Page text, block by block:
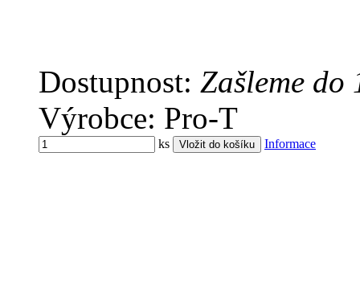
Dostupnost: Zašleme do
Výrobce: Pro-T
ks Informace